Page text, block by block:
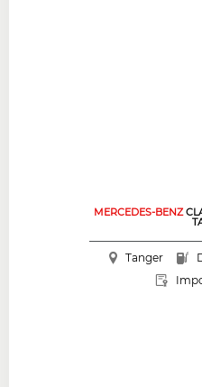
MERCEDES-BENZ
Tanger